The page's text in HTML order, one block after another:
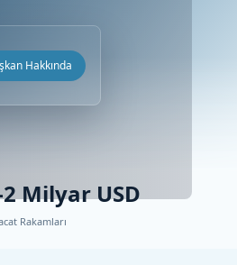
Hakkında
Milyar USD
Rakamları